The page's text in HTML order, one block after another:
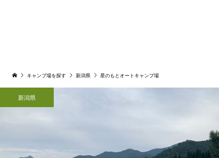
キャンプ場を探す 新潟県 星のもとオートキャンプ場
新潟県